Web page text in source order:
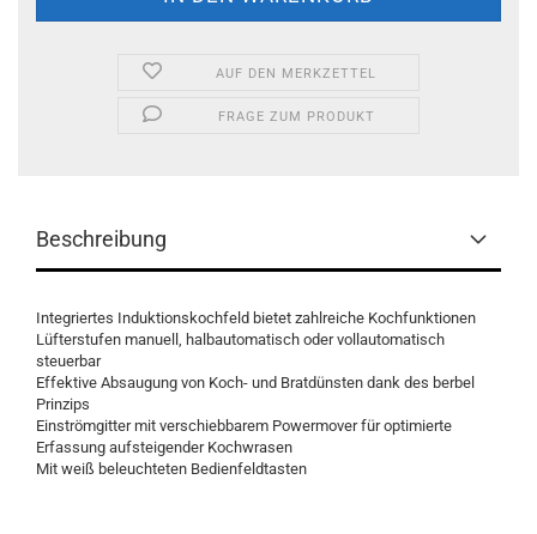
AUF DEN MERKZETTEL
FRAGE ZUM PRODUKT
Beschreibung
Integriertes Induktionskochfeld bietet zahlreiche Kochfunktionen
Lüfterstufen manuell, halbautomatisch oder vollautomatisch
steuerbar
Effektive Absaugung von Koch- und Bratdünsten dank des berbel
Prinzips
Einströmgitter mit verschiebbarem Powermover für optimierte
Erfassung aufsteigender Kochwrasen
Mit weiß beleuchteten Bedienfeldtasten